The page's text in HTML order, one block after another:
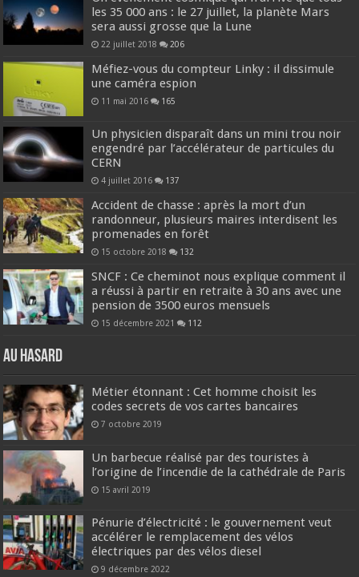
les 35 000 ans : le 27 juillet, la planète Mars
sera aussi grosse que la Lune
22 juillet 2018 206
Méfiez-vous du compteur Linky : il dissimule
une caméra espion
11 mai 2016 165
Un physicien disparaît dans un mini trou noir
engendré par l’accélérateur de particules du
CERN
4 juillet 2016 137
Accident de chasse : après la mort d’un
randonneur, plusieurs maires interdisent les
promenades en forêt
15 octobre 2018 132
SNCF : Ce cheminot nous explique comment il
a réussi à partir en retraite à 30 ans avec une
pension de 3500 euros mensuels
15 décembre 2021 112
Au hasard
Métier étonnant : Cet homme choisit les
codes secrets de vos cartes bancaires
7 octobre 2019
Un barbecue réalisé par des touristes à
l’origine de l’incendie de la cathédrale de Paris
15 avril 2019
Pénurie d’électricité : le gouvernement veut
accélérer le remplacement des vélos
électriques par des vélos diesel
9 décembre 2022